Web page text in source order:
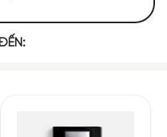
với sự xuất hiện của diên